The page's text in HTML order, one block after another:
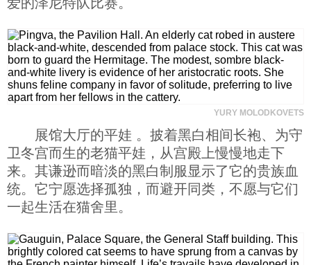
旅游
视听
YURY MOLODKOVETS
展馆大厅的平娃 。披着黑白相间长袍、为守
卫冬宫而生的老猫平娃，从宫殿上慢慢地走下
来。其谦逊而暗淡的黑白制服显示了它的贵族血
统。它宁愿选择孤独，而避开同类，不愿与它们
一起生活在猫舍里。